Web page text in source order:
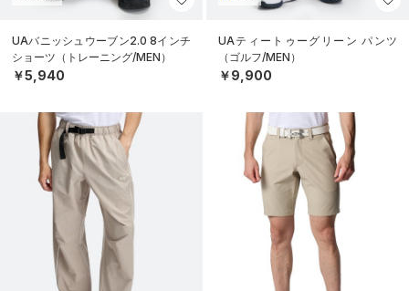
UAバニッシュウーブン2.0 8インチ
ショーツ（トレーニング/MEN）
￥5,940
UAティートゥーグリーン パンツ
（ゴルフ/MEN）
￥9,900